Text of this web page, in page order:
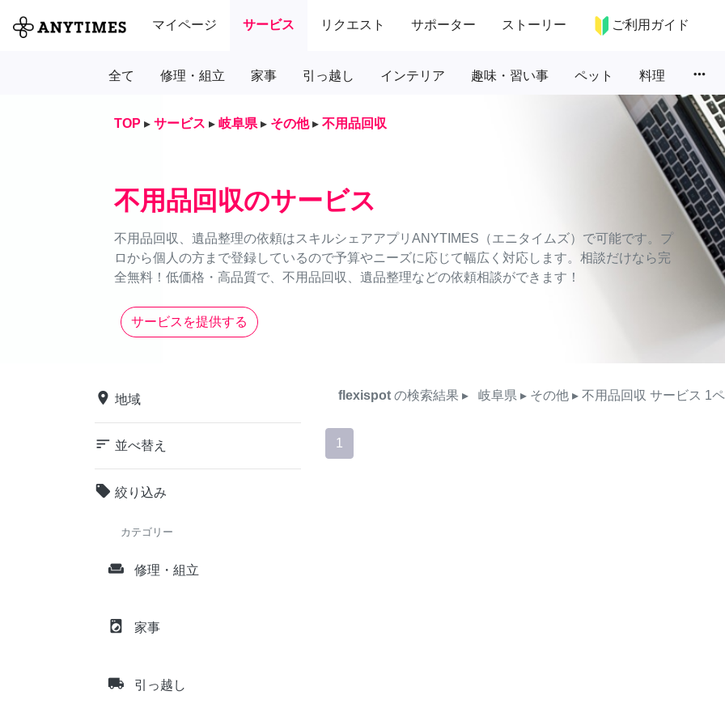
マイページ サービス リクエスト サポーター ストーリー ご利用ガイド
全て 修理・組立 家事 引っ越し インテリア 趣味・習い事 ペット 料理 more_horiz
TOP ▸ サービス ▸ 岐阜県 ▸ その他 ▸ 不用品回収
不用品回収のサービス
不用品回収、遺品整理の依頼はスキルシェアアプリANYTIMES（エニタイムズ）で可能です。プ
ロから個人の方まで登録しているので予算やニーズに応じて幅広く対応します。相談だけなら完
全無料！低価格・高品質で、不用品回収、遺品整理などの依頼相談ができます！
サービスを提供する
place 地域
sort 並べ替え
local_offer 絞り込み
カテゴリー
weekend 修理・組立
local_laundry_service 家事
local_shipping 引っ越し
flexispot の検索結果 ▸ 岐阜県 ▸ その他 ▸ 不用品回収 サービス 1
1